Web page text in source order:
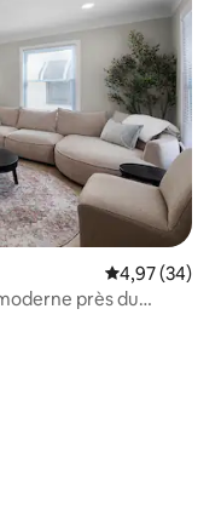
Évaluation
4,97 (34)
près du